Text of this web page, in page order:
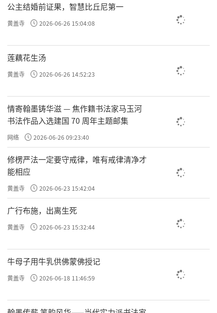
有问题就面对问题、解决问题；没有能力处理，就
先搁置，退出就行了。不要让它再干扰我们。下面
我们来看原文中后面几个定相：
或觉身上如虫蚁行，
公主结婚前证果，智慧比丘尼第一
黄盖寺 2026-06-26 15:04:08
莲藕花生汤
黄盖寺 2026-06-26 14:52:23
情寄翰墨铸华滋 — 焦作籍书法家马玉河
书法作品入选建国 70 周年主题邮集
网络 2026-06-26 09:23:40
修楞严法一定要守戒律，唯有戒律清净才
能相应
黄盖寺 2026-06-23 15:42:04
广行布施，出离生死
黄盖寺 2026-06-23 15:32:44
牛母子用牛乳供佛蒙佛授记
黄盖寺 2026-06-18 11:46:59